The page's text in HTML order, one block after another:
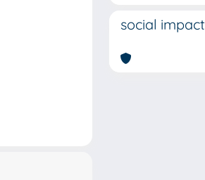
social impact